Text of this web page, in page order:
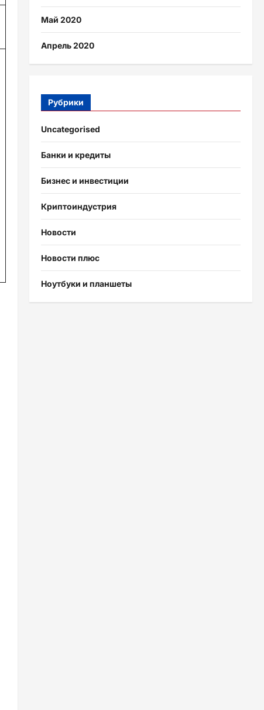
Май 2020
Апрель 2020
Рубрики
Uncategorised
Банки и кредиты
Бизнес и инвестиции
Криптоиндустрия
Новости
Новости плюс
Ноутбуки и планшеты